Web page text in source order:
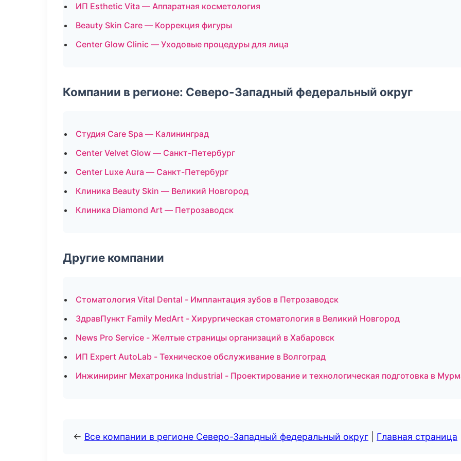
ИП Esthetic Vita — Аппаратная косметология
Beauty Skin Care — Коррекция фигуры
Center Glow Clinic — Уходовые процедуры для лица
Компании в регионе: Северо-Западный федеральный округ
Студия Care Spa — Калининград
Center Velvet Glow — Санкт-Петербург
Center Luxe Aura — Санкт-Петербург
Клиника Beauty Skin — Великий Новгород
Клиника Diamond Art — Петрозаводск
Другие компании
Стоматология Vital Dental - Имплантация зубов в Петрозаводск
ЗдравПункт Family MedArt - Хирургическая стоматология в Великий Новгород
News Pro Service - Желтые страницы организаций в Хабаровск
ИП Expert AutoLab - Техническое обслуживание в Волгоград
Инжиниринг Мехатроника Industrial - Проектирование и технологическая подготовка в
← Все компании в регионе Северо-Западный федеральный округ Главная страница